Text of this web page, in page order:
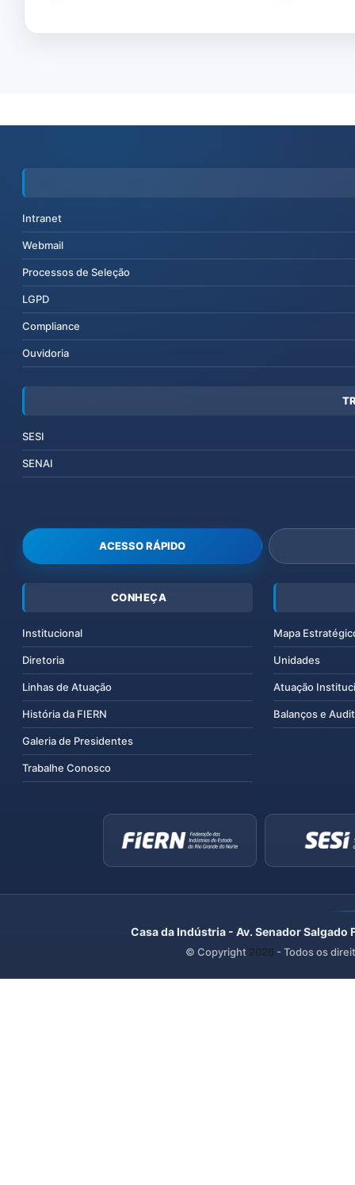
Intranet
Webmail
Processos de Seleção
LGPD
Compliance
Ouvidoria
SESI
SENAI
ACESSO RÁPIDO
CONHEÇA
Institucional
Diretoria
Linhas de Atuação
História da FIERN
Galeria de Presidentes
Trabalhe Conosco
Mapa
Unidades
Atuação
Balanços e
Casa da Indústria - Av. Senador
© Copyright 2026 - Todos os